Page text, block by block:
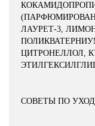
ЛАУРЕТ-3,
ЦИТРОНЕЛЛОЛ,
СОВЕТЫ ПО